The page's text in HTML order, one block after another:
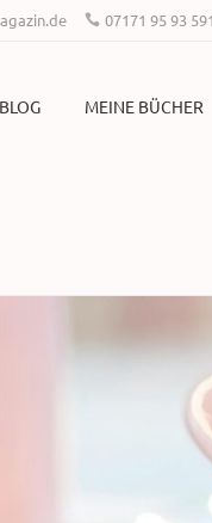
07171 95 93 591
MEINE BÜCHER